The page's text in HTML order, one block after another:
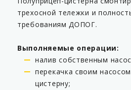
трехосной тележки и
требованиям ДОПОГ.
Выполняемые операции:
налив собственным
перекачка своим
цистерну;